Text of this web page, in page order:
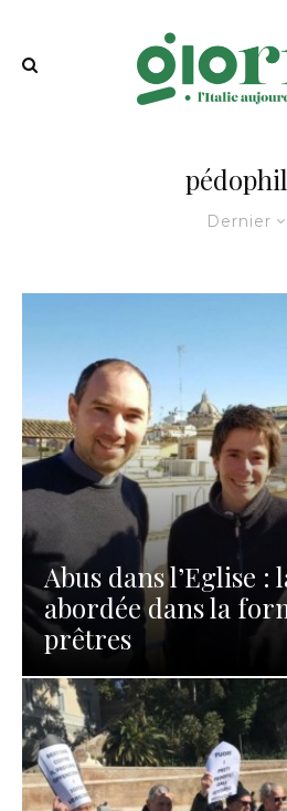
Dernier
Abus dans l’Eglise :
abordée dans la
prêtres